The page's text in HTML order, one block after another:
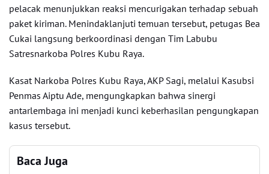
pelacak menunjukkan reaksi mencurigakan terhadap sebuah
paket kiriman. Menindaklanjuti temuan tersebut, petugas Bea
Cukai langsung berkoordinasi dengan Tim Labubu
Satresnarkoba Polres Kubu Raya.
Kasat Narkoba Polres Kubu Raya, AKP Sagi, melalui Kasubsi
Penmas Aiptu Ade, mengungkapkan bahwa sinergi
antarlembaga ini menjadi kunci keberhasilan pengungkapan
kasus tersebut.
Baca Juga